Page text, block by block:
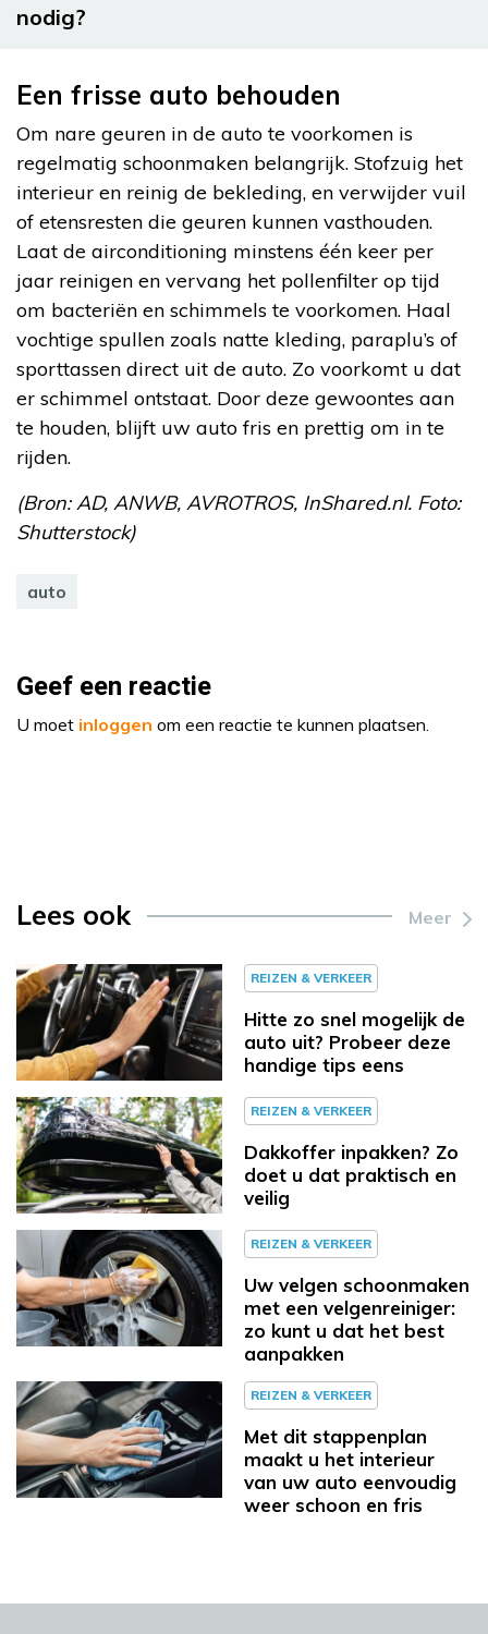
nodig?
Een frisse auto behouden
Om nare geuren in de auto te voorkomen is
regelmatig schoonmaken belangrijk. Stofzuig het
interieur en reinig de bekleding, en verwijder vuil
of etensresten die geuren kunnen vasthouden.
Laat de airconditioning minstens één keer per
jaar reinigen en vervang het pollenfilter op tijd
om bacteriën en schimmels te voorkomen. Haal
vochtige spullen zoals natte kleding, paraplu’s of
sporttassen direct uit de auto. Zo voorkomt u dat
er schimmel ontstaat. Door deze gewoontes aan
te houden, blijft uw auto fris en prettig om in te
rijden.
(Bron: AD, ANWB, AVROTROS, InShared.nl. Foto:
Shutterstock)
auto
Geef een reactie
U moet inloggen om een reactie te kunnen plaatsen.
Lees ook Meer
REIZEN & VERKEER
Hitte zo snel mogelijk de
auto uit? Probeer deze
handige tips eens
REIZEN & VERKEER
Dakkoffer inpakken? Zo
doet u dat praktisch en
veilig
REIZEN & VERKEER
Uw velgen schoonmaken
met een velgenreiniger:
zo kunt u dat het best
aanpakken
REIZEN & VERKEER
Met dit stappenplan
maakt u het interieur
van uw auto eenvoudig
weer schoon en fris